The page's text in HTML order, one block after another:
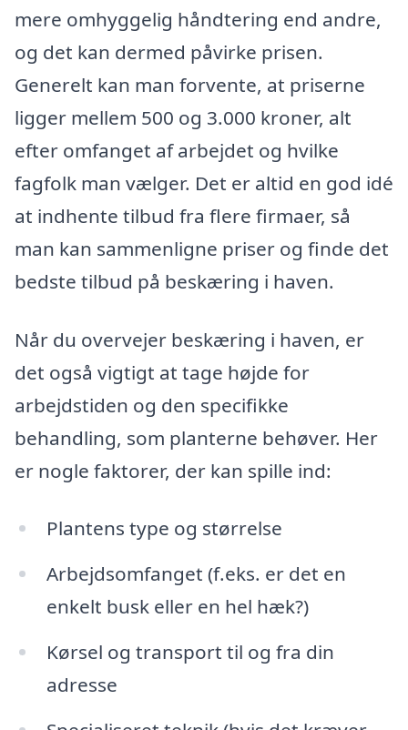
mere omhyggelig håndtering end andre,
og det kan dermed påvirke prisen.
Generelt kan man forvente, at priserne
ligger mellem 500 og 3.000 kroner, alt
efter omfanget af arbejdet og hvilke
fagfolk man vælger. Det er altid en god idé
at indhente tilbud fra flere firmaer, så
man kan sammenligne priser og finde det
bedste tilbud på beskæring i haven.
Når du overvejer beskæring i haven, er
det også vigtigt at tage højde for
arbejdstiden og den specifikke
behandling, som planterne behøver. Her
er nogle faktorer, der kan spille ind:
Plantens type og størrelse
Arbejdsomfanget (f.eks. er det en
enkelt busk eller en hel hæk?)
Kørsel og transport til og fra din
adresse